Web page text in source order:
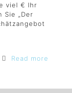
viel € Ihr
Sie „Der
Read more